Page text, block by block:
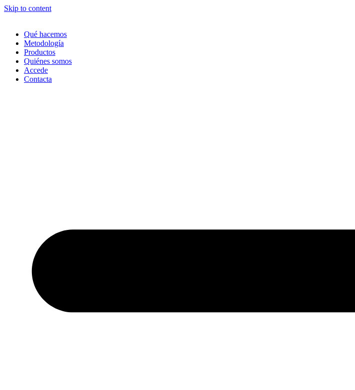
Skip to content
Qué hacemos
Metodología
Productos
Quiénes somos
Accede
Contacta